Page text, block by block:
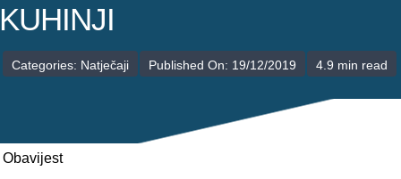
PALIJATIVNA SKRB
Categories: Natječaji Published On: 19/12/2019 4.9 min read
Obavijest